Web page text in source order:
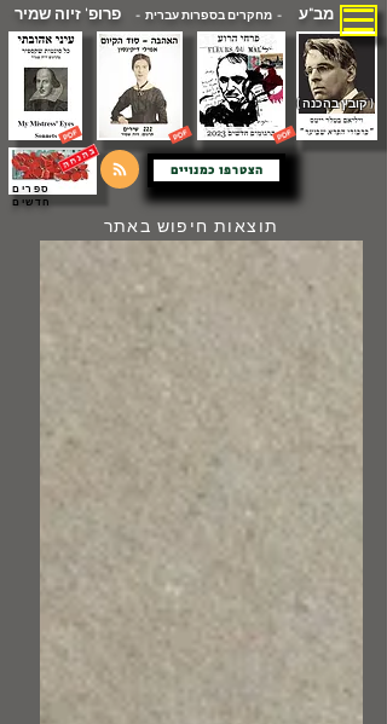
מב"ע - מחקרים בספרות עברית -פרופ' זיוה שמיר
( קובץ בהכנה )
הצטרפו כמנויים
ספרים
חדשים
תוצאות חיפוש באתר